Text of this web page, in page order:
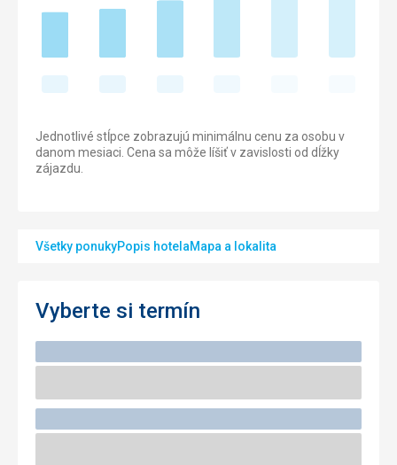
Jednotlivé stĺpce zobrazujú minimálnu cenu za osobu v
danom mesiaci. Cena sa môže líšiť v zavislosti od dĺžky
zájazdu.
Všetky ponukyPopis hotelaMapa a lokalita
Vyberte si termín